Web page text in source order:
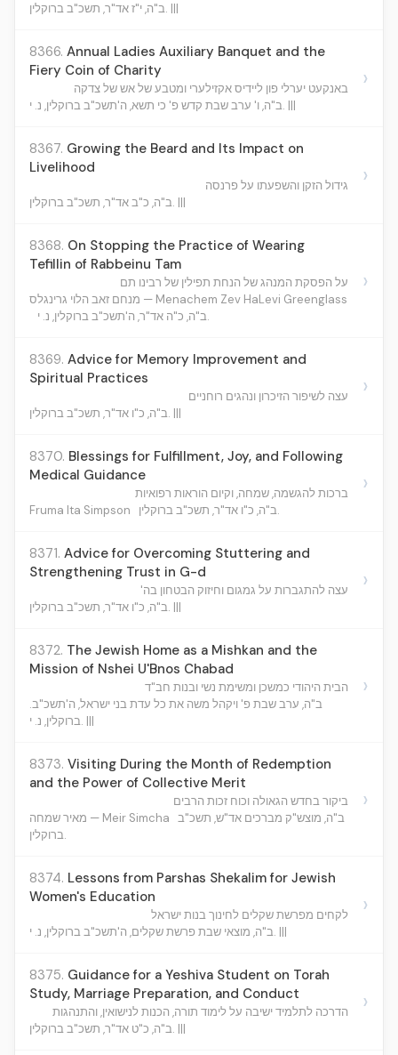
ב"ה, י"ז אד"ר, תשכ"ב ברוקלין. |||
8366. Annual Ladies Auxiliary Banquet and the
Fiery Coin of Charity
באנקעט יערלי פון ליידיס אקזילערי ומטבע של אש של צדקה
ב"ה, ו' ערב שבת קדש פ' כי תשא, ה'תשכ"ב ברוקלין, נ. י. |||
›
8367. Growing the Beard and Its Impact on
Livelihood
גידול הזקן והשפעתו על פרנסה
ב"ה, כ"ב אד"ר, תשכ"ב ברוקלין. |||
›
8368. On Stopping the Practice of Wearing
Tefillin of Rabbeinu Tam
על הפסקת המנהג של הנחת תפילין של רבינו תם
מנחם זאב הלוי גרינגלס — Menachem Zev HaLevi Greenglass
ב"ה, כ"ה אד"ר, ה'תשכ"ב ברוקלין, נ. י.
›
8369. Advice for Memory Improvement and
Spiritual Practices
עצה לשיפור הזיכרון ונהגים רוחניים
ב"ה, כ"ו אד"ר, תשכ"ב ברוקלין. |||
›
8370. Blessings for Fulfillment, Joy, and Following
Medical Guidance
ברכות להגשמה, שמחה, וקיום הוראות רפואיות
Fruma Ita Simpson
ב"ה, כ"ו אד"ר, תשכ"ב ברוקלין.
›
8371. Advice for Overcoming Stuttering and
Strengthening Trust in G-d
עצה להתגברות על גמגום וחיזוק הבטחון בה'
ב"ה, כ"ו אד"ר, תשכ"ב ברוקלין. |||
›
8372. The Jewish Home as a Mishkan and the
Mission of Nshei U'Bnos Chabad
הבית היהודי כמשכן ומשימת נשי ובנות חב"ד
ב"ה, ערב שבת פ' ויקהל משה את כל עדת בני ישראל, ה'תשכ"ב.
ברוקלין, נ. י. |||
›
8373. Visiting During the Month of Redemption
and the Power of Collective Merit
ביקור בחדש הגאולה וכוח זכות הרבים
מאיר שמחה — Meir Simcha ב"ה, מוצש"ק מברכים אד"ש, תשכ"ב
ברוקלין.
›
8374. Lessons from Parshas Shekalim for Jewish
Women's Education
לקחים מפרשת שקלים לחינוך בנות ישראל
ב"ה, מוצאי שבת פרשת שקלים, ה'תשכ"ב ברוקלין, נ. י. |||
›
8375. Guidance for a Yeshiva Student on Torah
Study, Marriage Preparation, and Conduct
הדרכה לתלמיד ישיבה על לימוד תורה, הכנות לנישואין, והתנהגות
ב"ה, כ"ט אד"ר, תשכ"ב ברוקלין. |||
›